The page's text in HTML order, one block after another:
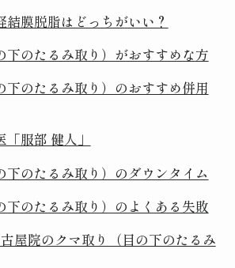
結膜脱脂はどっちがいい？
下のたるみ取り）がおすすめな方
下のたるみ取り）のおすすめ併用
服部 健人」
下のたるみ取り）のダウンタイム
下のたるみ取り）のよくある失敗
屋院のクマ取り（目の下のたるみ